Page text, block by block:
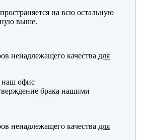
на всю остальную
выше.
ненадлежащего качества для
наш офис
брака нашими
ненадлежащего качества для